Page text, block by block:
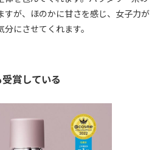
すが、ほのかに甘さを感じ、女子力が
にさせてくれます。
賞している